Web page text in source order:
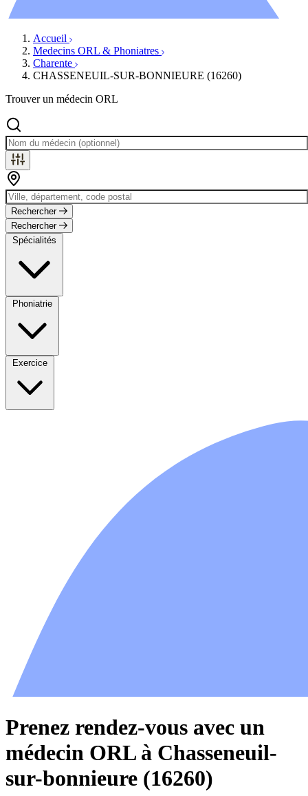
Accueil
Medecins ORL & Phoniatres
Charente
CHASSENEUIL-SUR-BONNIEURE (16260)
Trouver un médecin ORL
Rechercher
Rechercher
Spécialités
Phoniatrie
Exercice
Prenez rendez-vous avec un
médecin ORL à Chasseneuil-
sur-bonnieure (16260)